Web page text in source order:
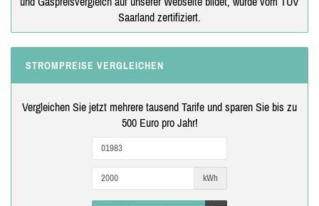
Saarland zertifiziert.
STROMPREISE VERGLEICHEN
Vergleichen Sie jetzt mehrere tausend Tarife und sparen Sie bis zu
500 Euro pro Jahr!
kWh